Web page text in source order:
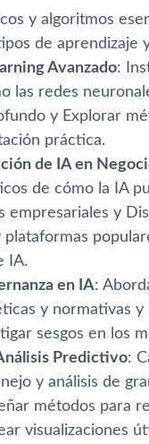
y algoritmos
de aprendizaje
Avanzado:
las redes
y Explorar
práctica.
de IA en
de cómo la IA
empresariales y
plataformas
IA.
en IA:
y normativas y
sesgos en los
Predictivo:
y análisis de
métodos para
visualizaciones